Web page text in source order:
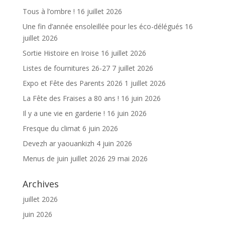
Tous à l’ombre ! 16 juillet 2026
Une fin d’année ensoleillée pour les éco-délégués 16
juillet 2026
Sortie Histoire en Iroise 16 juillet 2026
Listes de fournitures 26-27 7 juillet 2026
Expo et Fête des Parents 2026 1 juillet 2026
La Fête des Fraises a 80 ans ! 16 juin 2026
Il y a une vie en garderie ! 16 juin 2026
Fresque du climat 6 juin 2026
Devezh ar yaouankizh 4 juin 2026
Menus de juin juillet 2026 29 mai 2026
Archives
juillet 2026
juin 2026